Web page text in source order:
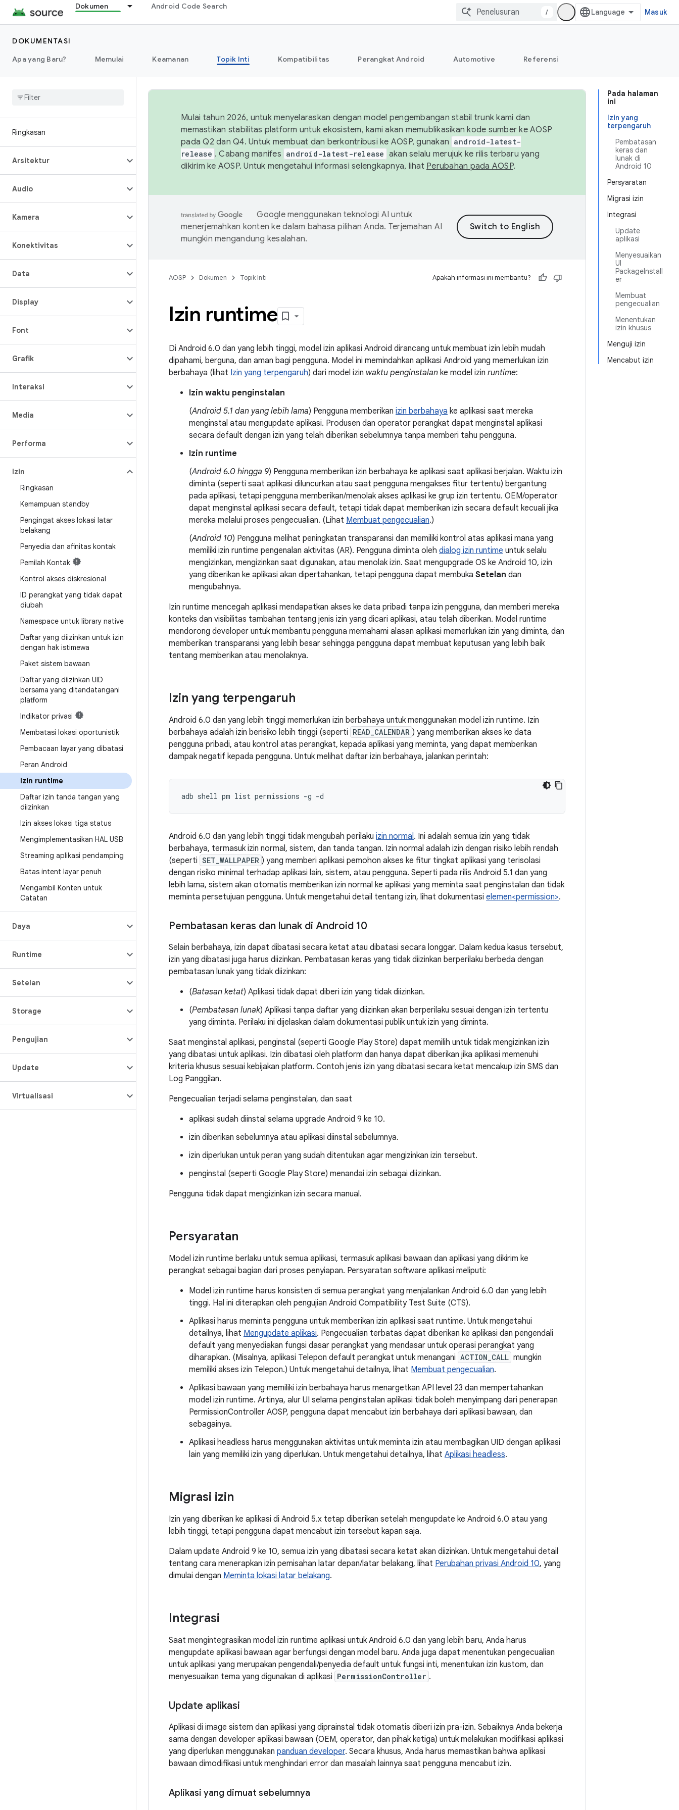
Dokumen Android Code Search
/ Masuk
DOKUMENTASI
Apa yang Baru?
Memulai Keamanan Topik Inti Kompatibilitas Perangkat Android Automotive Referensi
Ringkasan
Arsitektur
Audio
Kamera
Konektivitas
Data
Display
Font
Grafik
Interaksi
Media
Performa
Izin
Ringkasan
Kemampuan standby
Pengingat akses lokasi latar
belakang
Penyedia dan afinitas kontak
Pemilah Kontak
Kontrol akses diskresional
ID perangkat yang tidak dapat
diubah
Namespace untuk library native
Daftar yang diizinkan untuk izin
dengan hak istimewa
Paket sistem bawaan
Daftar yang diizinkan UID
bersama yang ditandatangani
platform
Indikator privasi
Membatasi lokasi oportunistik
Pembacaan layar yang dibatasi
Peran Android
Izin runtime
Daftar izin tanda tangan yang
diizinkan
Izin akses lokasi tiga status
Mengimplementasikan HAL USB
Streaming aplikasi pendamping
Batas intent layar penuh
Mengambil Konten untuk
Catatan
Daya
Runtime
Setelan
Storage
Pengujian
Update
Virtualisasi
Pada halaman
ini
Izin yang
terpengaruh
Pembatasan
keras dan
lunak di
Android 10
Persyaratan
Migrasi izin
Integrasi
Update
aplikasi
Menyesuaikan
UI
PackageInstall
er
Membuat
pengecualian
Menentukan
izin khusus
Menguji izin
Mencabut izin
Mulai tahun 2026, untuk menyelaraskan dengan model pengembangan stabil trunk kami dan
memastikan stabilitas platform untuk ekosistem, kami akan memublikasikan kode sumber ke AOSP
pada Q2 dan Q4. Untuk membuat dan berkontribusi ke AOSP, gunakan android-latest-
release . Cabang manifes android-latest-release akan selalu merujuk ke rilis terbaru yang
dikirim ke AOSP. Untuk mengetahui informasi selengkapnya, lihat Perubahan pada AOSP.
Google menggunakan teknologi AI untuk
menerjemahkan konten ke dalam bahasa pilihan Anda. Terjemahan AI
mungkin mengandung kesalahan.
AOSP Dokumen Topik Inti Apakah informasi ini membantu?
Izin runtime
Di Android 6.0 dan yang lebih tinggi, model izin aplikasi Android dirancang untuk membuat izin lebih mudah
dipahami, berguna, dan aman bagi pengguna. Model ini memindahkan aplikasi Android yang memerlukan izin
berbahaya (lihat Izin yang terpengaruh) dari model izin waktu penginstalan ke model izin runtime:
Izin waktu penginstalan
(Android 5.1 dan yang lebih lama) Pengguna memberikan izin berbahaya ke aplikasi saat mereka
menginstal atau mengupdate aplikasi. Produsen dan operator perangkat dapat menginstal aplikasi
secara default dengan izin yang telah diberikan sebelumnya tanpa memberi tahu pengguna.
Izin runtime
(Android 6.0 hingga 9) Pengguna memberikan izin berbahaya ke aplikasi saat aplikasi berjalan. Waktu izin
diminta (seperti saat aplikasi diluncurkan atau saat pengguna mengakses fitur tertentu) bergantung
pada aplikasi, tetapi pengguna memberikan/menolak akses aplikasi ke grup izin tertentu. OEM/operator
dapat menginstal aplikasi secara default, tetapi tidak dapat memberikan izin secara default kecuali jika
mereka melalui proses pengecualian. (Lihat Membuat pengecualian.)
(Android 10) Pengguna melihat peningkatan transparansi dan memiliki kontrol atas aplikasi mana yang
memiliki izin runtime pengenalan aktivitas (AR). Pengguna diminta oleh dialog izin runtime untuk selalu
mengizinkan, mengizinkan saat digunakan, atau menolak izin. Saat mengupgrade OS ke Android 10, izin
yang diberikan ke aplikasi akan dipertahankan, tetapi pengguna dapat membuka Setelan dan
mengubahnya.
Izin runtime mencegah aplikasi mendapatkan akses ke data pribadi tanpa izin pengguna, dan memberi mereka
konteks dan visibilitas tambahan tentang jenis izin yang dicari aplikasi, atau telah diberikan. Model runtime
mendorong developer untuk membantu pengguna memahami alasan aplikasi memerlukan izin yang diminta, dan
memberikan transparansi yang lebih besar sehingga pengguna dapat membuat keputusan yang lebih baik
tentang memberikan atau menolaknya.
Izin yang terpengaruh
Android 6.0 dan yang lebih tinggi memerlukan izin berbahaya untuk menggunakan model izin runtime. Izin
berbahaya adalah izin berisiko lebih tinggi (seperti READ_CALENDAR ) yang memberikan akses ke data
pengguna pribadi, atau kontrol atas perangkat, kepada aplikasi yang meminta, yang dapat memberikan
dampak negatif kepada pengguna. Untuk melihat daftar izin berbahaya, jalankan perintah:
adb shell pm list permissions -g -d
Android 6.0 dan yang lebih tinggi tidak mengubah perilaku izin normal. Ini adalah semua izin yang tidak
berbahaya, termasuk izin normal, sistem, dan tanda tangan. Izin normal adalah izin dengan risiko lebih rendah
(seperti SET_WALLPAPER ) yang memberi aplikasi pemohon akses ke fitur tingkat aplikasi yang terisolasi
dengan risiko minimal terhadap aplikasi lain, sistem, atau pengguna. Seperti pada rilis Android 5.1 dan yang
lebih lama, sistem akan otomatis memberikan izin normal ke aplikasi yang meminta saat penginstalan dan tidak
meminta persetujuan pengguna. Untuk mengetahui detail tentang izin, lihat dokumentasi elemen<permission>.
Pembatasan keras dan lunak di Android 10
Selain berbahaya, izin dapat dibatasi secara ketat atau dibatasi secara longgar. Dalam kedua kasus tersebut,
izin yang dibatasi juga harus diizinkan. Pembatasan keras yang tidak diizinkan berperilaku berbeda dengan
pembatasan lunak yang tidak diizinkan:
(Batasan ketat) Aplikasi tidak dapat diberi izin yang tidak diizinkan.
(Pembatasan lunak) Aplikasi tanpa daftar yang diizinkan akan berperilaku sesuai dengan izin tertentu
yang diminta. Perilaku ini dijelaskan dalam dokumentasi publik untuk izin yang diminta.
Saat menginstal aplikasi, penginstal (seperti Google Play Store) dapat memilih untuk tidak mengizinkan izin
yang dibatasi untuk aplikasi. Izin dibatasi oleh platform dan hanya dapat diberikan jika aplikasi memenuhi
kriteria khusus sesuai kebijakan platform. Contoh jenis izin yang dibatasi secara ketat mencakup izin SMS dan
Log Panggilan.
Pengecualian terjadi selama penginstalan, dan saat
aplikasi sudah diinstal selama upgrade Android 9 ke 10.
izin diberikan sebelumnya atau aplikasi diinstal sebelumnya.
izin diperlukan untuk peran yang sudah ditentukan agar mengizinkan izin tersebut.
penginstal (seperti Google Play Store) menandai izin sebagai diizinkan.
Pengguna tidak dapat mengizinkan izin secara manual.
Persyaratan
Model izin runtime berlaku untuk semua aplikasi, termasuk aplikasi bawaan dan aplikasi yang dikirim ke
perangkat sebagai bagian dari proses penyiapan. Persyaratan software aplikasi meliputi:
Model izin runtime harus konsisten di semua perangkat yang menjalankan Android 6.0 dan yang lebih
tinggi. Hal ini diterapkan oleh pengujian Android Compatibility Test Suite (CTS).
Aplikasi harus meminta pengguna untuk memberikan izin aplikasi saat runtime. Untuk mengetahui
detailnya, lihat Mengupdate aplikasi. Pengecualian terbatas dapat diberikan ke aplikasi dan pengendali
default yang menyediakan fungsi dasar perangkat yang mendasar untuk operasi perangkat yang
diharapkan. (Misalnya, aplikasi Telepon default perangkat untuk menangani ACTION_CALL mungkin
memiliki akses izin Telepon.) Untuk mengetahui detailnya, lihat Membuat pengecualian.
Aplikasi bawaan yang memiliki izin berbahaya harus menargetkan API level 23 dan mempertahankan
model izin runtime. Artinya, alur UI selama penginstalan aplikasi tidak boleh menyimpang dari penerapan
PermissionController AOSP, pengguna dapat mencabut izin berbahaya dari aplikasi bawaan, dan
sebagainya.
Aplikasi headless harus menggunakan aktivitas untuk meminta izin atau membagikan UID dengan aplikasi
lain yang memiliki izin yang diperlukan. Untuk mengetahui detailnya, lihat Aplikasi headless.
Migrasi izin
Izin yang diberikan ke aplikasi di Android 5.x tetap diberikan setelah mengupdate ke Android 6.0 atau yang
lebih tinggi, tetapi pengguna dapat mencabut izin tersebut kapan saja.
Dalam update Android 9 ke 10, semua izin yang dibatasi secara ketat akan diizinkan. Untuk mengetahui detail
tentang cara menerapkan izin pemisahan latar depan/latar belakang, lihat Perubahan privasi Android 10, yang
dimulai dengan Meminta lokasi latar belakang.
Integrasi
Saat mengintegrasikan model izin runtime aplikasi untuk Android 6.0 dan yang lebih baru, Anda harus
mengupdate aplikasi bawaan agar berfungsi dengan model baru. Anda juga dapat menentukan pengecualian
untuk aplikasi yang merupakan pengendali/penyedia default untuk fungsi inti, menentukan izin kustom, dan
menyesuaikan tema yang digunakan di aplikasi PermissionController .
Update aplikasi
Aplikasi di image sistem dan aplikasi yang diprainstal tidak otomatis diberi izin pra-izin. Sebaiknya Anda bekerja
sama dengan developer aplikasi bawaan (OEM, operator, dan pihak ketiga) untuk melakukan modifikasi aplikasi
yang diperlukan menggunakan panduan developer. Secara khusus, Anda harus memastikan bahwa aplikasi
bawaan dimodifikasi untuk menghindari error dan masalah lainnya saat pengguna mencabut izin.
Aplikasi yang dimuat sebelumnya